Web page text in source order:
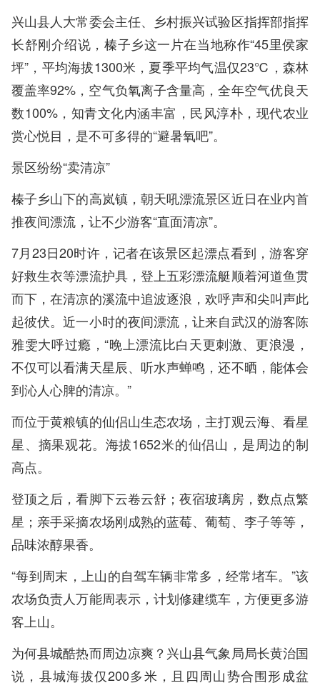
兴山县人大常委会主任、乡村振兴试验区指挥部指挥
长舒刚介绍说，榛子乡这一片在当地称作“45里侯家
坪”，平均海拔1300米，夏季平均气温仅23℃，森林
覆盖率92%，空气负氧离子含量高，全年空气优良天
数100%，知青文化内涵丰富，民风淳朴，现代农业
赏心悦目，是不可多得的“避暑氧吧”。
景区纷纷“卖清凉”
榛子乡山下的高岚镇，朝天吼漂流景区近日在业内首
推夜间漂流，让不少游客“直面清凉”。
7月23日20时许，记者在该景区起漂点看到，游客穿
好救生衣等漂流护具，登上五彩漂流艇顺着河道鱼贯
而下，在清凉的溪流中追波逐浪，欢呼声和尖叫声此
起彼伏。近一小时的夜间漂流，让来自武汉的游客陈
雅雯大呼过瘾，“晚上漂流比白天更刺激、更浪漫，
不仅可以看满天星辰、听水声蝉鸣，还不晒，能体会
到沁人心脾的清凉。”
而位于黄粮镇的仙侣山生态农场，主打观云海、看星
星、摘果观花。海拔1652米的仙侣山，是周边的制
高点。
登顶之后，看脚下云卷云舒；夜宿玻璃房，数点点繁
星；亲手采摘农场刚成熟的蓝莓、葡萄、李子等等，
品味浓醇果香。
“每到周末，上山的自驾车辆非常多，经常堵车。”该
农场负责人万能周表示，计划修建缆车，方便更多游
客上山。
为何县城酷热而周边凉爽？兴山县气象局局长黄治国
说，县城海拔仅200多米，且四周山势合围形成盆